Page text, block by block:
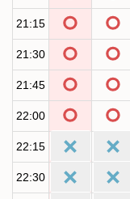
21:15
21:30
21:45
22:00
22:15
22:30